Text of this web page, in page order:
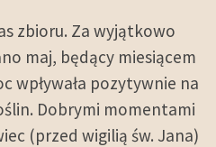
zbioru. Za wyjątkowo
maj, będący miesiącem
wpływała pozytywnie na
Dobrymi momentami
(przed wigilią św. Jana)